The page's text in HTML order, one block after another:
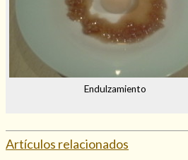
Endulzamiento
Artículos relacionados